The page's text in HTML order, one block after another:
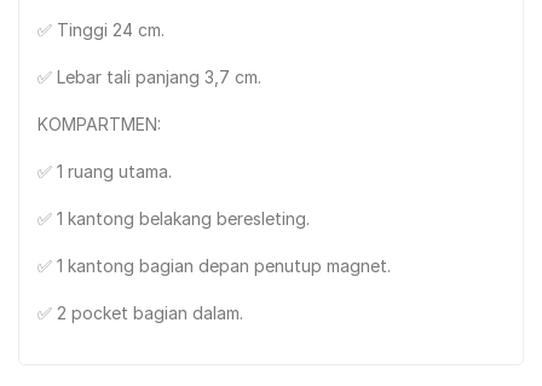
✅ Tinggi 24 cm.
✅ Lebar tali panjang 3,7 cm.
KOMPARTMEN:
✅ 1 ruang utama.
✅ 1 kantong belakang beresleting.
✅ 1 kantong bagian depan penutup magnet.
✅ 2 pocket bagian dalam.